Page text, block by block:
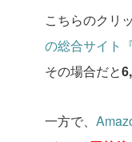
こちらのクリ
の総合サイト
その場合だと
一方で、